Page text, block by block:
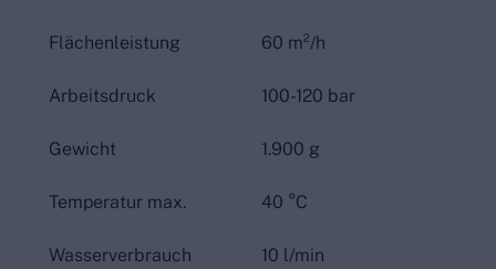
Flächenleistung 60 m²/h
Arbeitsdruck 100-120 bar
Gewicht 1.900 g
Temperatur max. 40 °C
Wasserverbrauch 10 l/min